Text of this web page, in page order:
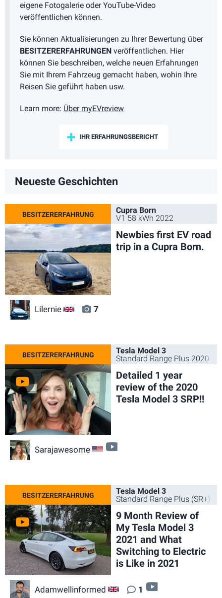
eigene Fotogalerie oder YouTube-Video
veröffentlichen können.
Sie können Aktualisierungen zu Ihrer Bewertung über
BESITZERERFAHRUNGEN veröffentlichen. Hier
können Sie beschreiben, welche neuen Erfahrungen
Sie mit Ihrem Fahrzeug gemacht haben, wohin Ihre
Reisen Sie geführt haben usw.
Learn more: Über myEVreview
IHR ERFAHRUNGSBERICHT
Neueste Geschichten
Cupra Born
V1 58 kWh 2022
Newbies first EV road
trip in a Cupra Born.
Lilernie GB 7
Tesla Model 3
Standard Range Plus 2020
Detailed 1 year
review of the 2020
Tesla Model 3 SRP!!
Sarajawesome US
Tesla Model 3
Standard Range Plus (SR+)
9 Month Review of
My Tesla Model 3
2021 and What
Switching to Electric
is Like in 2021
Adamwellinformed GB 1